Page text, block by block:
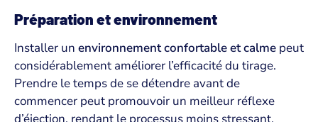
Préparation et environnement
Installer un environnement confortable et calme peut
considérablement améliorer l’efficacité du tirage.
Prendre le temps de se détendre avant de
commencer peut promouvoir un meilleur réflexe